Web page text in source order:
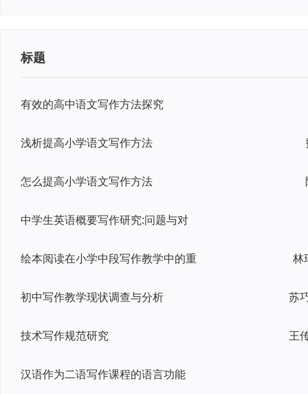
标题
有效的高中语文写作方法探究
浅析提高小学语文写作方法
怎么提高小学语文写作方法
中学生英语概要写作研究:问题与对
绘本阅读在小学中段写作教学中的重 林
初中写作教学现状调查与分析
技术写作规范研究
汉语作为二语写作课程的语言功能